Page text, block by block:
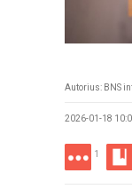
Autorius: BNS
2026-01-18
1